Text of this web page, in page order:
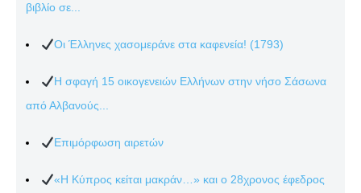
βιβλίο σε...
Οι Έλληνες χασομεράνε στα καφενεία! (1793)
Η σφαγή 15 οικογενειών Ελλήνων στην νήσο Σάσωνα
από Αλβανούς...
Επιμόρφωση αιρετών
«Η Κύπρος κείται μακράν…» και ο 28χρονος έφεδρος